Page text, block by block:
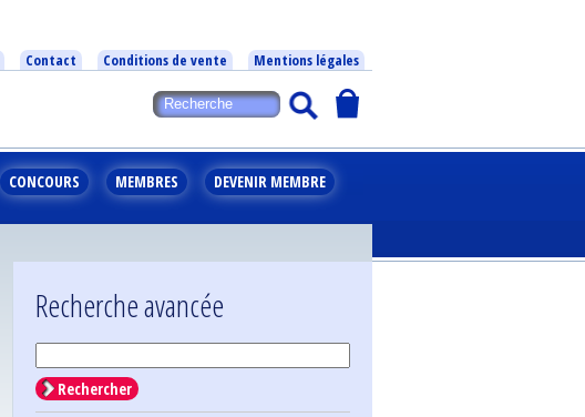
Contact Conditions de vente Mentions légales
CONCOURS MEMBRES DEVENIR MEMBRE
Recherche avancée
Rechercher